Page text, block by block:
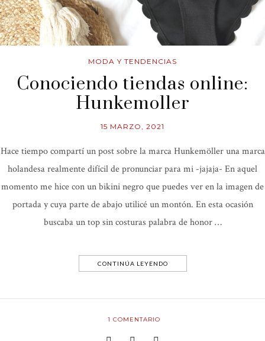
MODA Y TENDENCIAS
Conociendo tiendas online:
Hunkemoller
15 MARZO, 2021
Hace tiempo compartí un post sobre la marca Hunkemöller una marca
holandesa realmente difícil de pronunciar para mi -jajaja- En aquel
momento me hice con un bikini negro que puedes ver en la imagen de
portada y cuya parte de abajo utilicé un montón. En esta ocasión
buscaba un top sin costuras palabra de honor …
CONTINÚA LEYENDO
1 COMENTARIO